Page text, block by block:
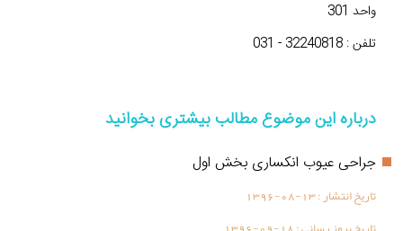
واحد 301
تلفن : 32240818 - 031
درباره این موضوع مطالب بیشتری بخوانید
جراحی عیوب انکساری بخش اول
تاریخ انتشار :1396-08-13